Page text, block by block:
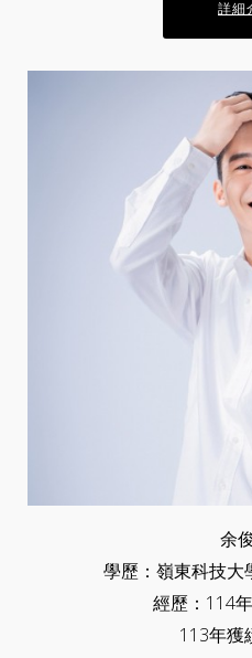
詳細
余
學歷：嶺東科技大
經歷：114
113年獲